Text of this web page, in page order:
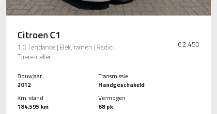
Citroen C1
1.0 Tendance | Elek. ramen | Radio |
Toerenteller
€ 2.450
Bouwjaar
2012
Km. stand
184.595 km
Transmissie
Handgeschakeld
Vermogen
68 pk